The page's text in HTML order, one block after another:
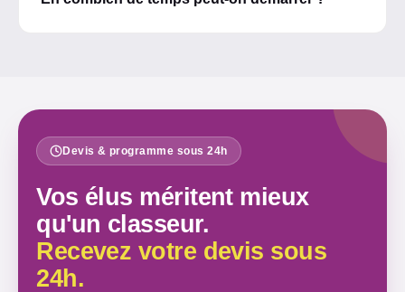
Devis & programme sous 24h
Vos élus méritent mieux
qu'un classeur.
Recevez votre devis sous
24h.